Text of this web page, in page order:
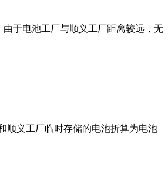
由于电池工厂与顺义工厂距离较远，无
顺义工厂临时存储的电池折算为电池